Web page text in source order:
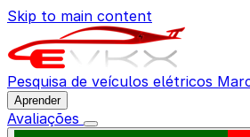
Skip to main content
Pesquisa de veículos elétricos
Aprender
Avaliações